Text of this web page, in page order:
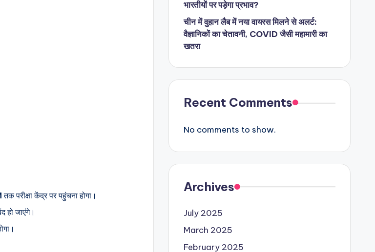
तक परीक्षा केंद्र पर पहुंचना होगा।
हो जाएंगे।
भारतीयों पर पड़ेगा प्रभाव?
चीन में वुहान लैब में नया वायरस मिलने से अलर्ट:
वैज्ञानिकों का चेतावनी, COVID जैसी महामारी का
खतरा
Recent Comments
No comments to show.
Archives
July 2025
March 2025
February 2025